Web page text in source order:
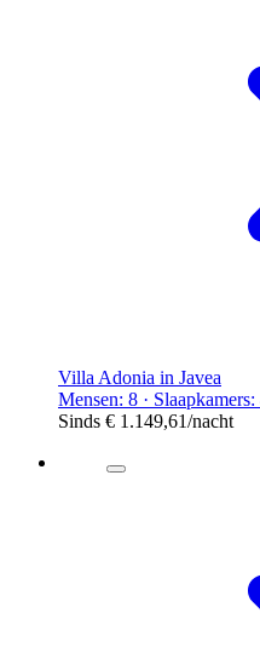
Villa Adonia in Javea
Mensen: 8 ·
Sinds € 1.149,61/nacht